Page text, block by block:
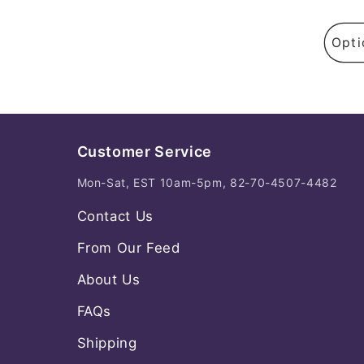
Customer Service
Mon-Sat, EST 10am-5pm, 82-70-4507-4482
Contact Us
From Our Feed
About Us
FAQs
Shipping